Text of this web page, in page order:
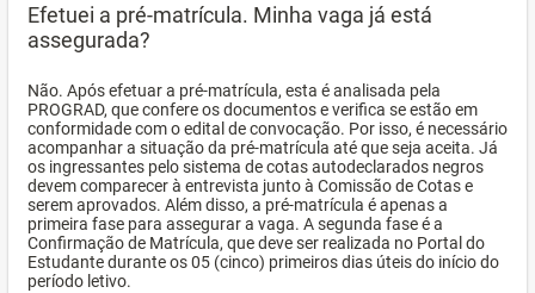
Efetuei a pré-matrícula. Minha vaga já está
assegurada?
Não. Após efetuar a pré-matrícula, esta é analisada pela
PROGRAD, que confere os documentos e verifica se estão em
conformidade com o edital de convocação. Por isso, é necessário
acompanhar a situação da pré-matrícula até que seja aceita. Já
os ingressantes pelo sistema de cotas autodeclarados negros
devem comparecer à entrevista junto à Comissão de Cotas e
serem aprovados. Além disso, a pré-matrícula é apenas a
primeira fase para assegurar a vaga. A segunda fase é a
Confirmação de Matrícula, que deve ser realizada no Portal do
Estudante durante os 05 (cinco) primeiros dias úteis do início do
período letivo.